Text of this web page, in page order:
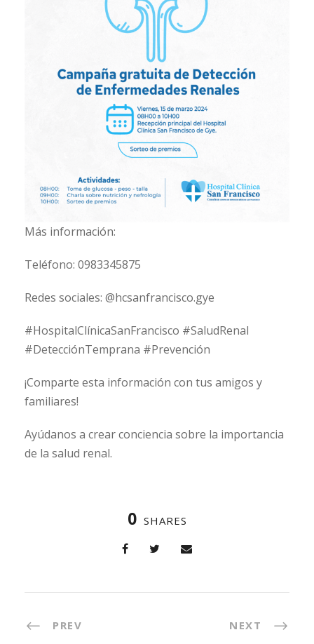
Más información:
Teléfono: 0983345875
Redes sociales: @hcsanfrancisco.gye
#HospitalClínicaSanFrancisco #SaludRenal
#DetecciónTemprana #Prevención
¡Comparte esta información con tus amigos y
familiares!
Ayúdanos a crear conciencia sobre la importancia
de la salud renal.
0 SHARES
PREV NEXT